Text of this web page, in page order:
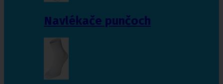
Navlékače punčoch